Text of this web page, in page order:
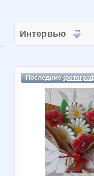
Интервью
Последние